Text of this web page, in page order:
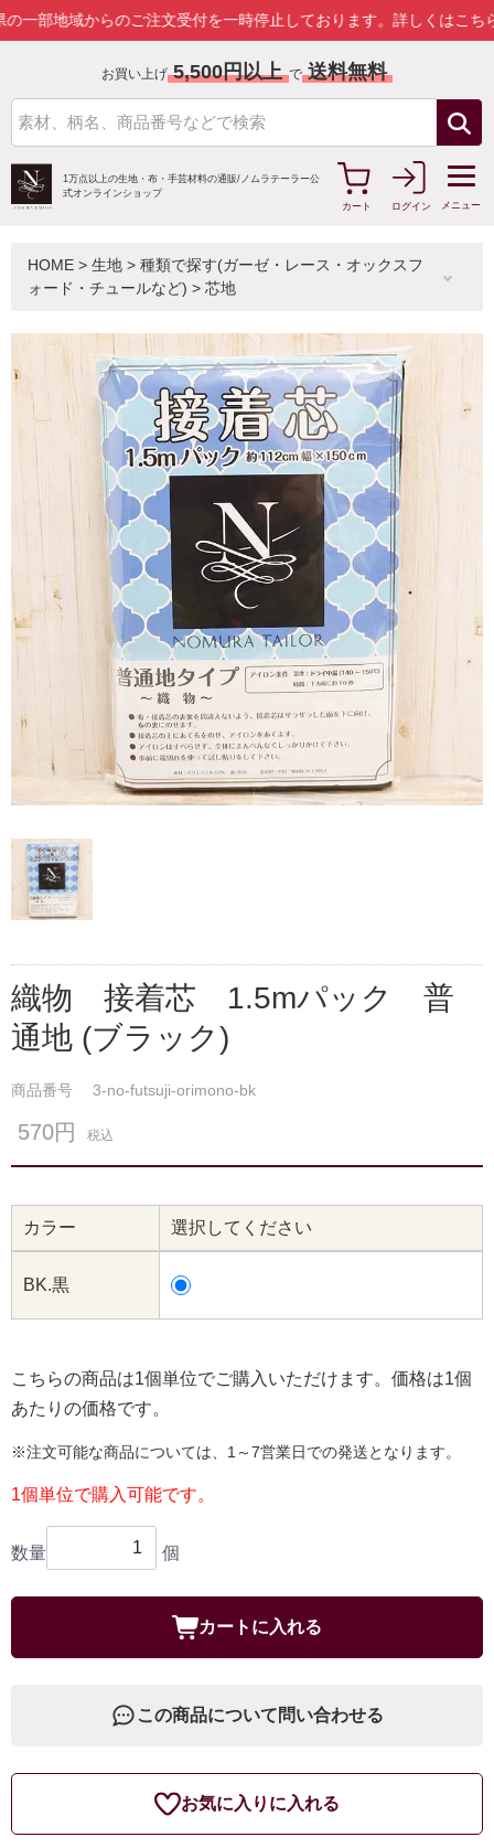
域からのご注文受付を一時停止しております。詳しくはこちら
お買い上げ 5,500円以上 で 送料無料
1万点以上の生地・布・手芸材料の通販/ ノムラテーラー公
式オンラインショップ
カート
ログイン メニュー
HOME > 生地 > 種類で探す(ガーゼ・レース・オックスフ
ォード・チュールなど) > 芯地
織物 接着芯 1.5mパック 普
通地 (ブラック)
商品番号 3-no-futsuji-orimono-bk
570円 税込
カラー 選択してください
BK.黒
こちらの商品は1個単位でご購入いただけます。価格は1個
あたりの価格です。
※注文可能な商品については、1～7営業日での発送となります。
1個単位で購入可能です。
数量 個
カートに入れる
この商品について問い合わせる
お気に入りに入れる